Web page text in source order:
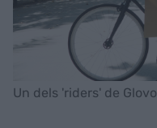
Un dels 'riders' de Glovo